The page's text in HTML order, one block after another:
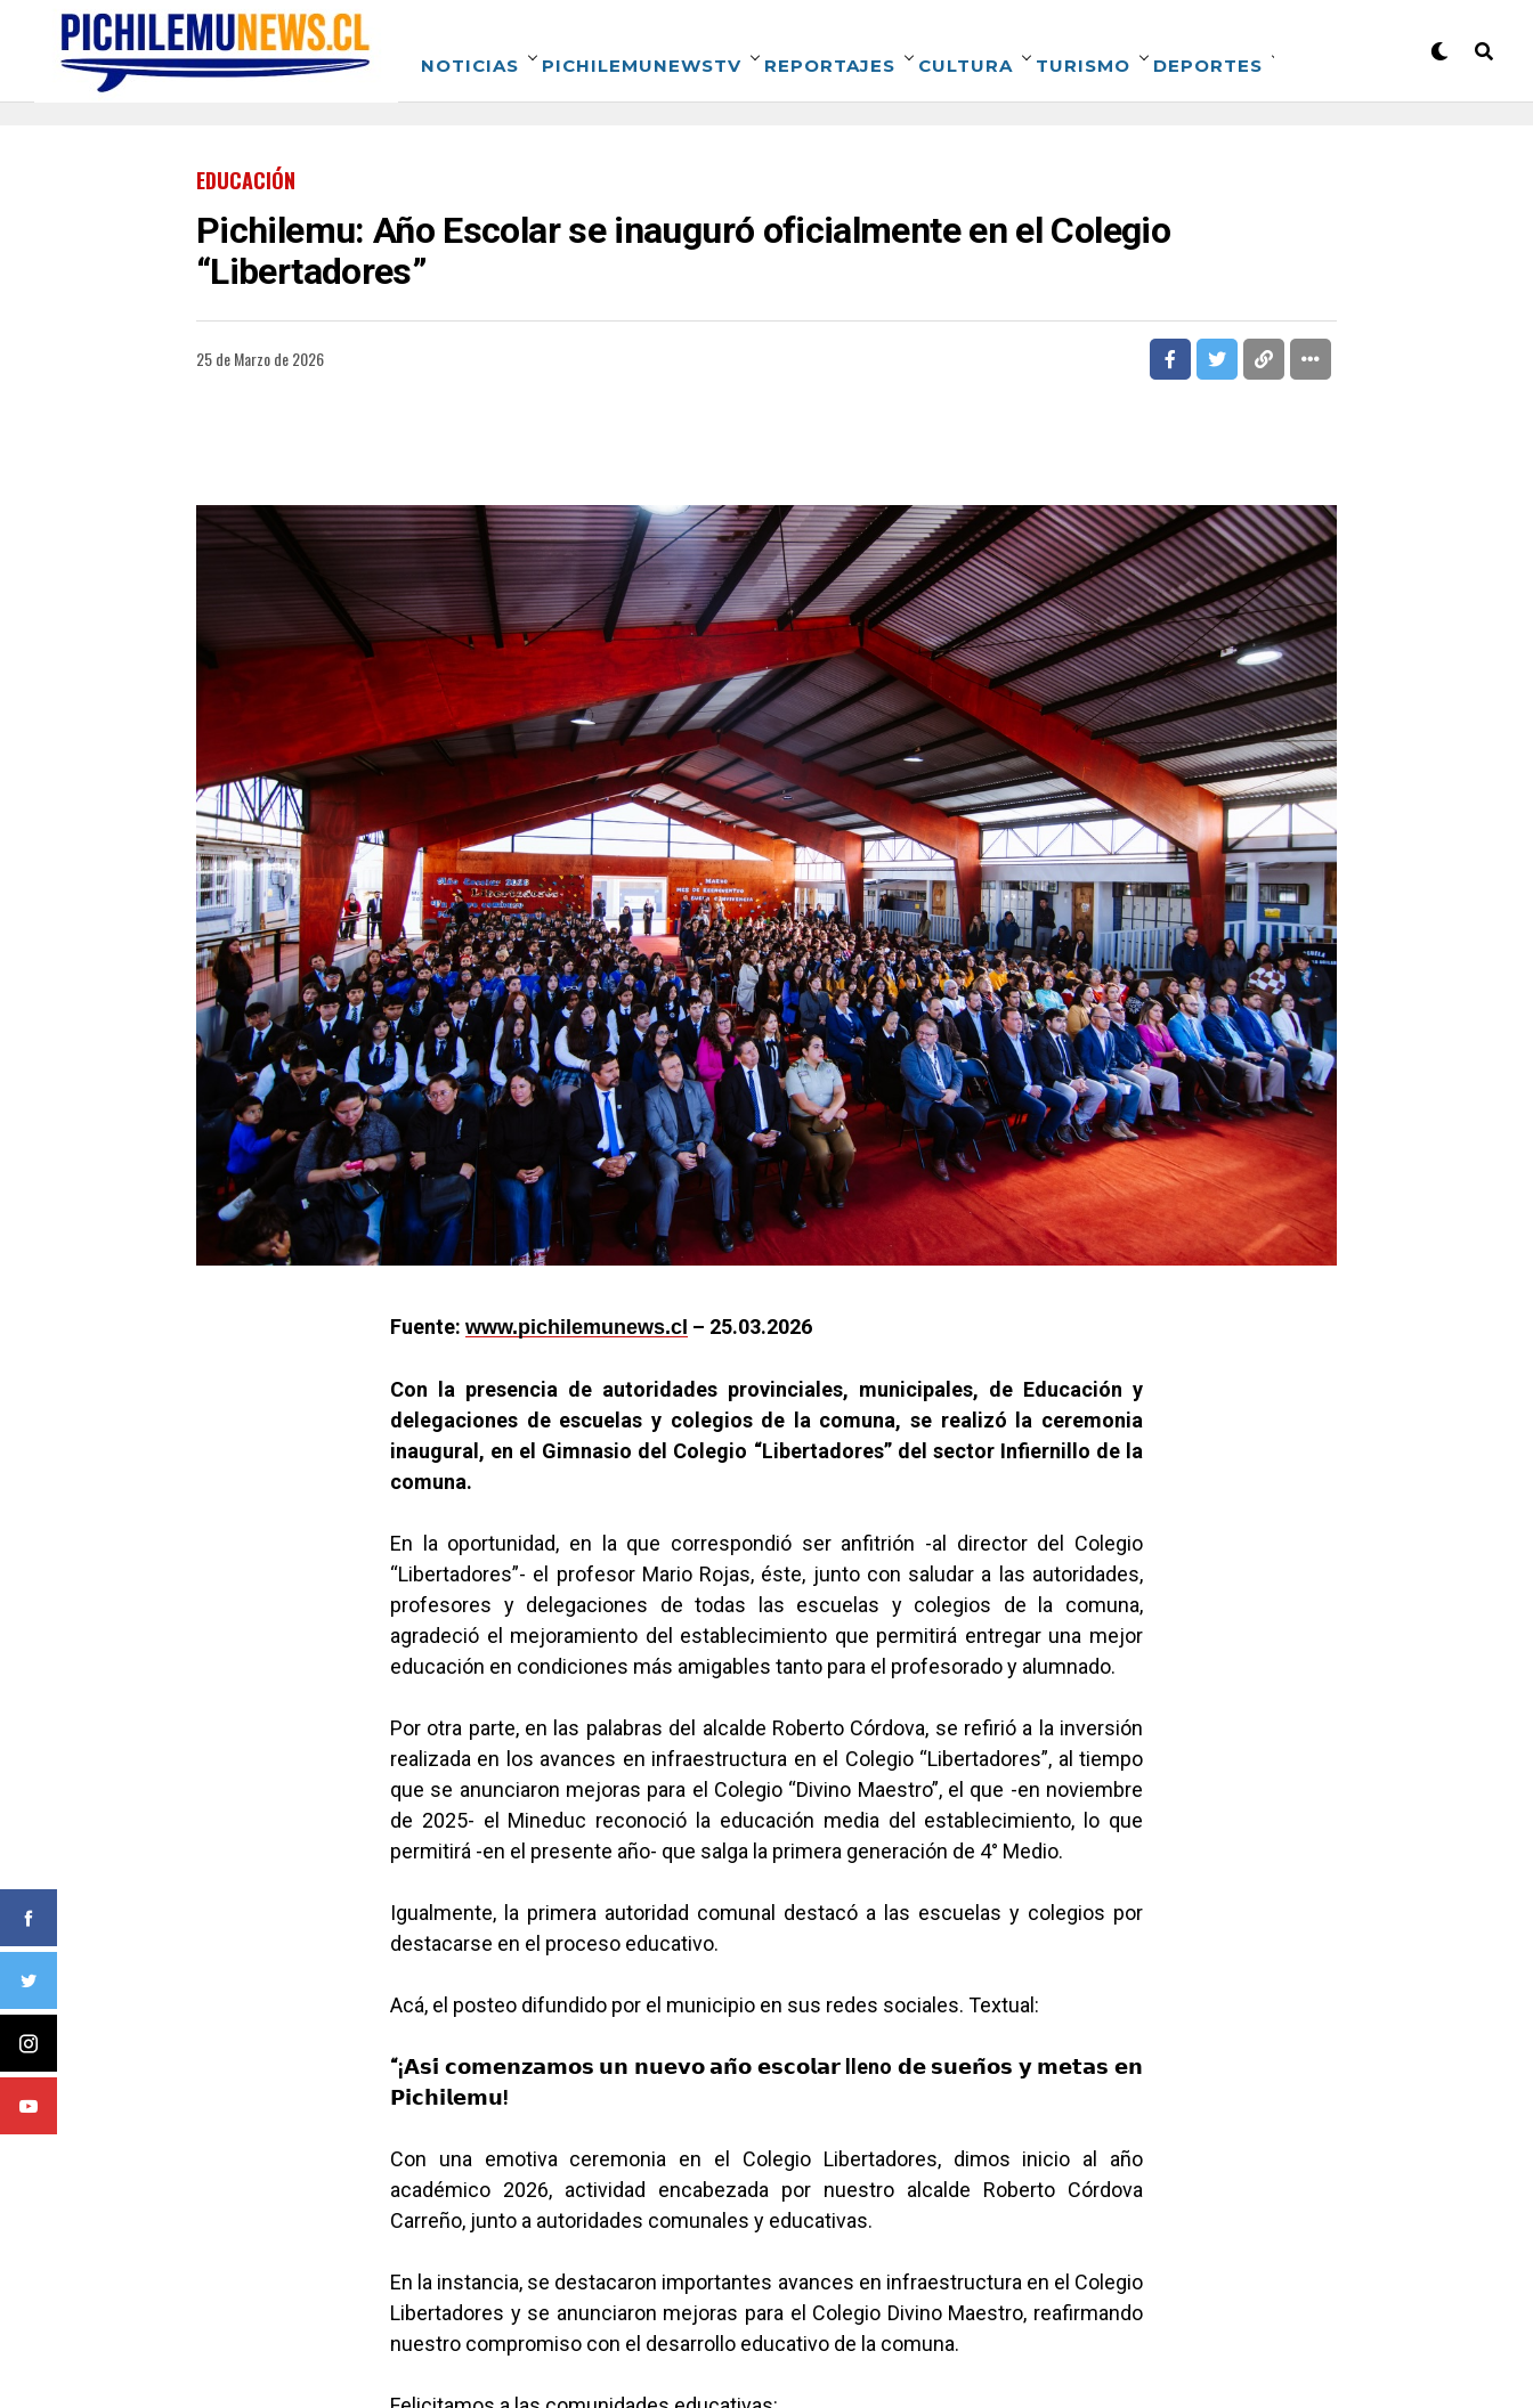
NOTICIAS PICHILEMUNEWSTV REPORTAJES CULTURA TURISMO DEPORTES
EDUCACIÓN
Pichilemu: Año Escolar se inauguró oficialmente en el Colegio
“Libertadores”
25 de Marzo de 2026
Fuente: www.pichilemunews.cl – 25.03.2026
Con la presencia de autoridades provinciales, municipales, de Educación y
delegaciones de escuelas y colegios de la comuna, se realizó la ceremonia
inaugural, en el Gimnasio del Colegio “Libertadores” del sector Infiernillo de la
comuna.
En la oportunidad, en la que correspondió ser anfitrión -al director del Colegio
“Libertadores”- el profesor Mario Rojas, éste, junto con saludar a las autoridades,
profesores y delegaciones de todas las escuelas y colegios de la comuna,
agradeció el mejoramiento del establecimiento que permitirá entregar una mejor
educación en condiciones más amigables tanto para el profesorado y alumnado.
Por otra parte, en las palabras del alcalde Roberto Córdova, se refirió a la inversión
realizada en los avances en infraestructura en el Colegio “Libertadores”, al tiempo
que se anunciaron mejoras para el Colegio “Divino Maestro”, el que -en noviembre
de 2025- el Mineduc reconoció la educación media del establecimiento, lo que
permitirá -en el presente año- que salga la primera generación de 4° Medio.
Igualmente, la primera autoridad comunal destacó a las escuelas y colegios por
destacarse en el proceso educativo.
Acá, el posteo difundido por el municipio en sus redes sociales. Textual:
“¡𝗔𝘀𝗶́ 𝗰𝗼𝗺𝗲𝗻𝘇𝗮𝗺𝗼𝘀 𝘂𝗻 𝗻𝘂𝗲𝘃𝗼 𝗮𝗻̃𝗼 𝗲𝘀𝗰𝗼𝗹𝗮𝗿 lleno 𝗱𝗲 𝘀𝘂𝗲𝗻̃𝗼𝘀 𝘆 𝗺𝗲𝘁𝗮𝘀 𝗲𝗻
𝗣𝗶𝗰𝗵𝗶𝗹𝗲𝗺𝘂!
Con una emotiva ceremonia en el Colegio Libertadores, dimos inicio al año
académico 2026, actividad encabezada por nuestro alcalde Roberto Córdova
Carreño, junto a autoridades comunales y educativas.
En la instancia, se destacaron importantes avances en infraestructura en el Colegio
Libertadores y se anunciaron mejoras para el Colegio Divino Maestro, reafirmando
nuestro compromiso con el desarrollo educativo de la comuna.